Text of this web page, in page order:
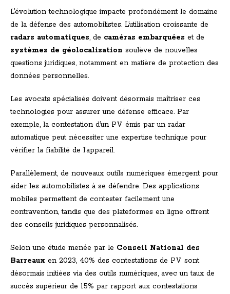
L’évolution technologique impacte profondément le domaine
de la défense des automobilistes. L’utilisation croissante de
radars automatiques, de caméras embarquées et de
systèmes de géolocalisation soulève de nouvelles
questions juridiques, notamment en matière de protection des
données personnelles.
Les avocats spécialisés doivent désormais maîtriser ces
technologies pour assurer une défense efficace. Par
exemple, la contestation d’un PV émis par un radar
automatique peut nécessiter une expertise technique pour
vérifier la fiabilité de l’appareil.
Parallèlement, de nouveaux outils numériques émergent pour
aider les automobilistes à se défendre. Des applications
mobiles permettent de contester facilement une
contravention, tandis que des plateformes en ligne offrent
des conseils juridiques personnalisés.
Selon une étude menée par le Conseil National des
Barreaux en 2023, 40% des contestations de PV sont
désormais initiées via des outils numériques, avec un taux de
succès supérieur de 15% par rapport aux contestations